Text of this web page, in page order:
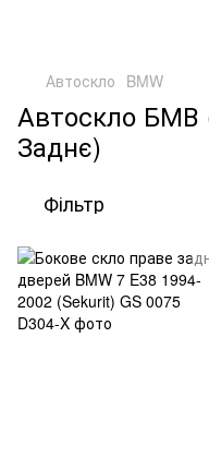
Автоскло BMW
Автоскло БМВ
Заднє)
Фільтр